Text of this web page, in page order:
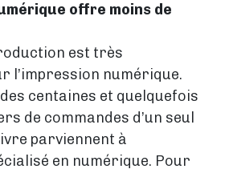
offre moins de
est très
l’impression numérique.
centaines et quelquefois
de commandes d’un seul
parviennent à
en numérique. Pour